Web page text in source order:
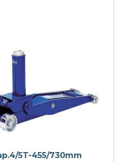
5T-455/730mm